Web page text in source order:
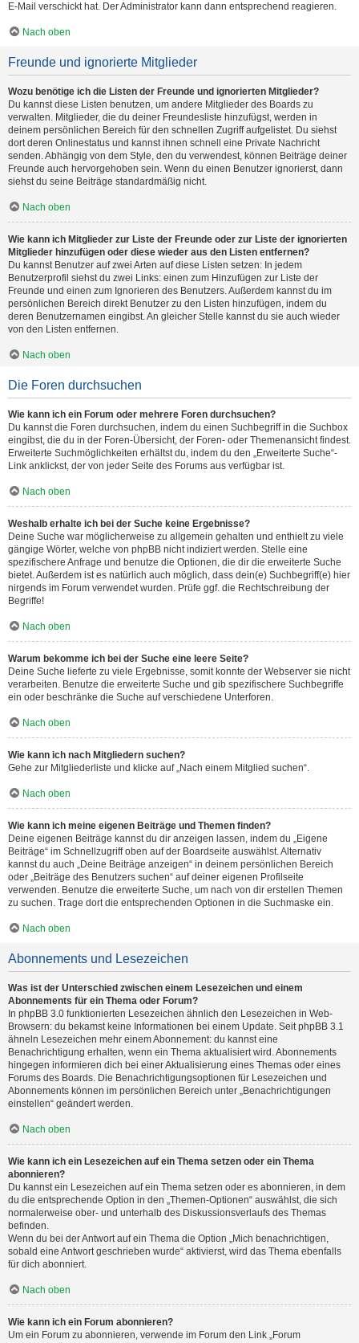
E-Mail verschickt hat. Der Administrator kann dann entsprechend reagieren.
Nach oben
Freunde und ignorierte Mitglieder
Wozu benötige ich die Listen der Freunde und ignorierten Mitglieder?
Du kannst diese Listen benutzen, um andere Mitglieder des Boards zu
verwalten. Mitglieder, die du deiner Freundesliste hinzufügst, werden in
deinem persönlichen Bereich für den schnellen Zugriff aufgelistet. Du siehst
dort deren Onlinestatus und kannst ihnen schnell eine Private Nachricht
senden. Abhängig von dem Style, den du verwendest, können Beiträge deiner
Freunde auch hervorgehoben sein. Wenn du einen Benutzer ignorierst, dann
siehst du seine Beiträge standardmäßig nicht.
Nach oben
Wie kann ich Mitglieder zur Liste der Freunde oder zur Liste der ignorierten
Mitglieder hinzufügen oder diese wieder aus den Listen entfernen?
Du kannst Benutzer auf zwei Arten auf diese Listen setzen: In jedem
Benutzerprofil siehst du zwei Links: einen zum Hinzufügen zur Liste der
Freunde und einen zum Ignorieren des Benutzers. Außerdem kannst du im
persönlichen Bereich direkt Benutzer zu den Listen hinzufügen, indem du
deren Benutzernamen eingibst. An gleicher Stelle kannst du sie auch wieder
von den Listen entfernen.
Nach oben
Die Foren durchsuchen
Wie kann ich ein Forum oder mehrere Foren durchsuchen?
Du kannst die Foren durchsuchen, indem du einen Suchbegriff in die Suchbox
eingibst, die du in der Foren-Übersicht, der Foren- oder Themenansicht findest.
Erweiterte Suchmöglichkeiten erhältst du, indem du den „Erweiterte Suche“-
Link anklickst, der von jeder Seite des Forums aus verfügbar ist.
Nach oben
Weshalb erhalte ich bei der Suche keine Ergebnisse?
Deine Suche war möglicherweise zu allgemein gehalten und enthielt zu viele
gängige Wörter, welche von phpBB nicht indiziert werden. Stelle eine
spezifischere Anfrage und benutze die Optionen, die dir die erweiterte Suche
bietet. Außerdem ist es natürlich auch möglich, dass dein(e) Suchbegriff(e) hier
nirgends im Forum verwendet wurden. Prüfe ggf. die Rechtschreibung der
Begriffe!
Nach oben
Warum bekomme ich bei der Suche eine leere Seite?
Deine Suche lieferte zu viele Ergebnisse, somit konnte der Webserver sie nicht
verarbeiten. Benutze die erweiterte Suche und gib spezifischere Suchbegriffe
ein oder beschränke die Suche auf verschiedene Unterforen.
Nach oben
Wie kann ich nach Mitgliedern suchen?
Gehe zur Mitgliederliste und klicke auf „Nach einem Mitglied suchen“.
Nach oben
Wie kann ich meine eigenen Beiträge und Themen finden?
Deine eigenen Beiträge kannst du dir anzeigen lassen, indem du „Eigene
Beiträge“ im Schnellzugriff oben auf der Boardseite auswählst. Alternativ
kannst du auch „Deine Beiträge anzeigen“ in deinem persönlichen Bereich
oder „Beiträge des Benutzers suchen“ auf deiner eigenen Profilseite
verwenden. Benutze die erweiterte Suche, um nach von dir erstellen Themen
zu suchen. Trage dort die entsprechenden Optionen in die Suchmaske ein.
Nach oben
Abonnements und Lesezeichen
Was ist der Unterschied zwischen einem Lesezeichen und einem
Abonnements für ein Thema oder Forum?
In phpBB 3.0 funktionierten Lesezeichen ähnlich den Lesezeichen in Web-
Browsern: du bekamst keine Informationen bei einem Update. Seit phpBB 3.1
ähneln Lesezeichen mehr einem Abonnement: du kannst eine
Benachrichtigung erhalten, wenn ein Thema aktualisiert wird. Abonnements
hingegen informieren dich bei einer Aktualisierung eines Themas oder eines
Forums des Boards. Die Benachrichtigungsoptionen für Lesezeichen und
Abonnements können im persönlichen Bereich unter „Benachrichtigungen
einstellen“ geändert werden.
Nach oben
Wie kann ich ein Lesezeichen auf ein Thema setzen oder ein Thema
abonnieren?
Du kannst ein Lesezeichen auf ein Thema setzen oder es abonnieren, in dem
du die entsprechende Option in den „Themen-Optionen“ auswählst, die sich
normalerweise ober- und unterhalb des Diskussionsverlaufs des Themas
befinden.
Wenn du bei der Antwort auf ein Thema die Option „Mich benachrichtigen,
sobald eine Antwort geschrieben wurde“ aktivierst, wird das Thema ebenfalls
für dich abonniert.
Nach oben
Wie kann ich ein Forum abonnieren?
Um ein Forum zu abonnieren, verwende im Forum den Link „Forum